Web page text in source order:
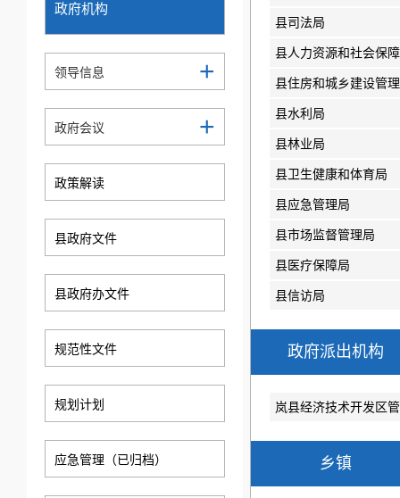
政府机构
领导信息 +
政府会议 +
政策解读
县政府文件
县政府办文件
规范性文件
规划计划
应急管理（已归档）
县司法局
县人力资源和社会保
县住房和城乡建设管
县水利局
县林业局
县卫生健康和体育局
县应急管理局
县市场监督管理局
县医疗保障局
县信访局
政府派出机构
岚县经济技术开发区
乡镇